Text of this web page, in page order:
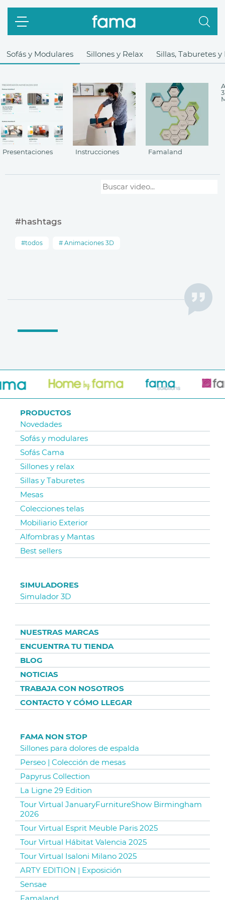
Sofás y Modulares
Presentaciones Instrucciones Famaland
Sillones y Relax Sillas, Taburetes y
#hashtags
todos Animaciones 3D
PRODUCTOS
Novedades
Sofás y modulares
Sofás Cama
Sillones y relax
Sillas y Taburetes
Mesas
Colecciones telas
Mobiliario Exterior
Alfombras y Mantas
Best sellers
SIMULADORES
Simulador 3D
NUESTRAS MARCAS
ENCUENTRA TU TIENDA
BLOG
NOTICIAS
TRABAJA CON NOSOTROS
CONTACTO Y CÓMO LLEGAR
FAMA NON STOP
Sillones para dolores de espalda
Perseo | Colección de mesas
Papyrus Collection
La Ligne 29 Edition
Tour Virtual JanuaryFurnitureShow Birmingham
2026
Tour Virtual Esprit Meuble Paris 2025
Tour Virtual Hábitat Valencia 2025
Tour Virtual Isaloni Milano 2025
ARTY EDITION | Exposición
Sensae